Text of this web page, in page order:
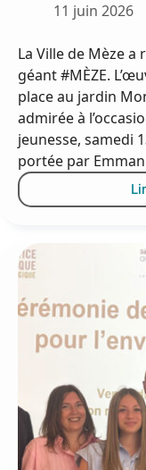
11 juin 2026
La Ville de Mèze
géant #MÈZE.
place au jardin
admirée à
jeunesse, samedi
portée par